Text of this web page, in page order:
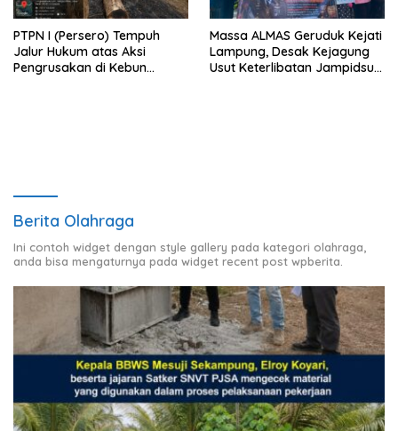
PTPN I (Persero) Tempuh
Jalur Hukum atas Aksi
Pengrusakan di Kebun
Massa ALMAS Geruduk Kejati
Lampung, Desak Kejagung
Usut Keterlibatan Jampidsus
Berita Olahraga
Ini contoh widget dengan style gallery pada kategori olahraga,
anda bisa mengaturnya pada widget recent post wpberita.